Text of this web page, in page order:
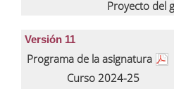
Proyecto del
Versión 11
Programa de la asignatura
Curso 2024-25